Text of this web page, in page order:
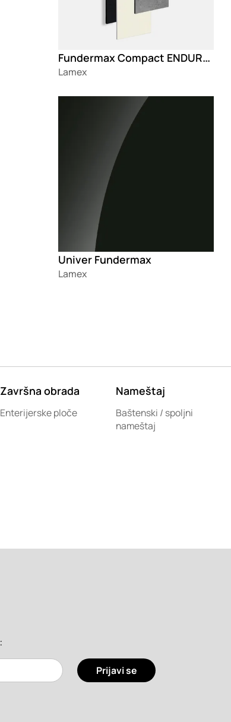
Fundermax Compact ENDURO Max Interior
Lamex
Univer Fundermax
Lamex
Završna obrada
Enterijerske ploče
Nameštaj
Baštenski / spoljni
nameštaj
:
Prijavi se